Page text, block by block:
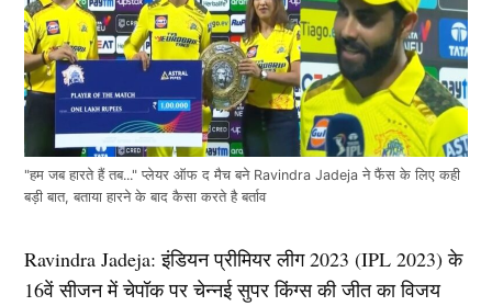
"हम जब हारते हैं तब..." प्लेयर ऑफ द मैच बने Ravindra Jadeja ने फैंस के लिए कही
बड़ी बात, बताया हारने के बाद कैसा करते है बर्ताव
Ravindra Jadeja: इंडियन प्रीमियर लीग 2023 (IPL 2023) के
16वें सीजन में चेपॉक पर चेन्नई सुपर किंग्स की जीत का विजय